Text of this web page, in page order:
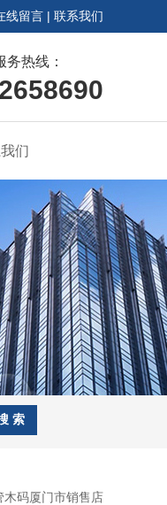
线留言 | 联系我们
务热线：
们
码厦门市销售店